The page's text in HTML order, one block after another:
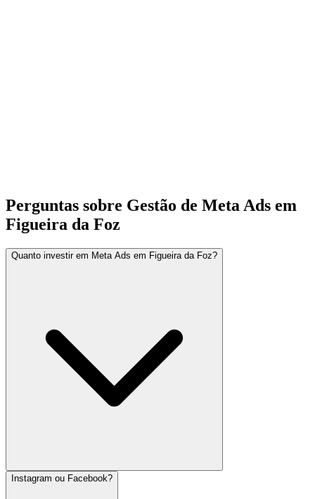
Perguntas sobre Gestão de Meta Ads em
Figueira da Foz
Quanto investir em Meta Ads em Figueira da Foz?
Instagram ou Facebook?